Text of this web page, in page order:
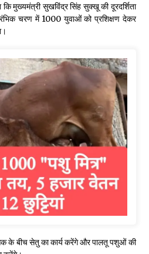
के आरोप निराधार, सबूत हैं तो सार्वजनिक करें: नरेश
कि मुख्यमंत्री सुखविंद्र सिंह सुक्खू की दूरदर्शिता
चरण में 1000 युवाओं को प्रशिक्षण देकर
के बीच सेतु का कार्य करेंगे और पालतू पशुओं की